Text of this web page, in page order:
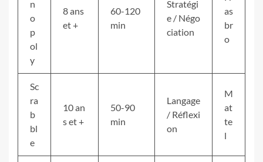
n
o
p
ol
y
8 ans
et +
60-120
min
Stratégi
e / Négo
ciation
as
br
o
Sc
ra
b
bl
e
10 an
s et +
50-90
min
Langage
/ Réflexi
on
M
at
te
l